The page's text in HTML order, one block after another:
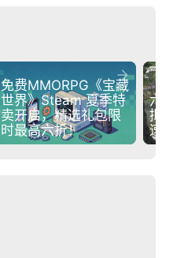
免费MMORPG《宝藏
世界》Steam 夏季特
卖开启，精选礼包限
时最高六折！

六
拟
速